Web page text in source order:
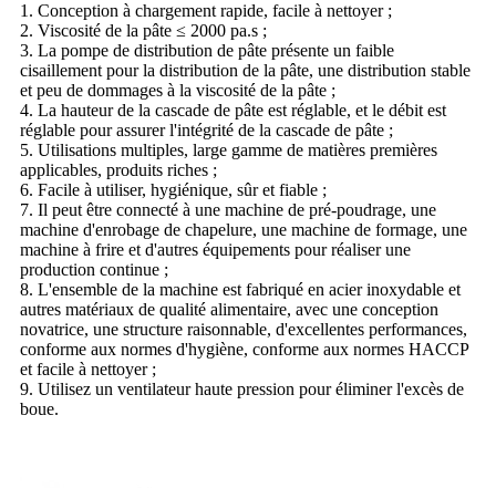
1. Conception à chargement rapide, facile à nettoyer ;
2. Viscosité de la pâte ≤ 2000 pa.s ;
3. La pompe de distribution de pâte présente un faible
cisaillement pour la distribution de la pâte, une distribution stable
et peu de dommages à la viscosité de la pâte ;
4. La hauteur de la cascade de pâte est réglable, et le débit est
réglable pour assurer l'intégrité de la cascade de pâte ;
5. Utilisations multiples, large gamme de matières premières
applicables, produits riches ;
6. Facile à utiliser, hygiénique, sûr et fiable ;
7. Il peut être connecté à une machine de pré-poudrage, une
machine d'enrobage de chapelure, une machine de formage, une
machine à frire et d'autres équipements pour réaliser une
production continue ;
8. L'ensemble de la machine est fabriqué en acier inoxydable et
autres matériaux de qualité alimentaire, avec une conception
novatrice, une structure raisonnable, d'excellentes performances,
conforme aux normes d'hygiène, conforme aux normes HACCP
et facile à nettoyer ;
9. Utilisez un ventilateur haute pression pour éliminer l'excès de
boue.